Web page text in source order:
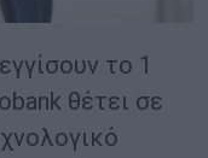
το 1
θέτει σε